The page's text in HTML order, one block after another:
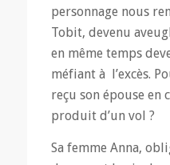
personnage nous
Tobit, devenu
en même temps
méfiant à l’excès.
reçu son épouse en
produit d’un vol ?
Sa femme Anna,